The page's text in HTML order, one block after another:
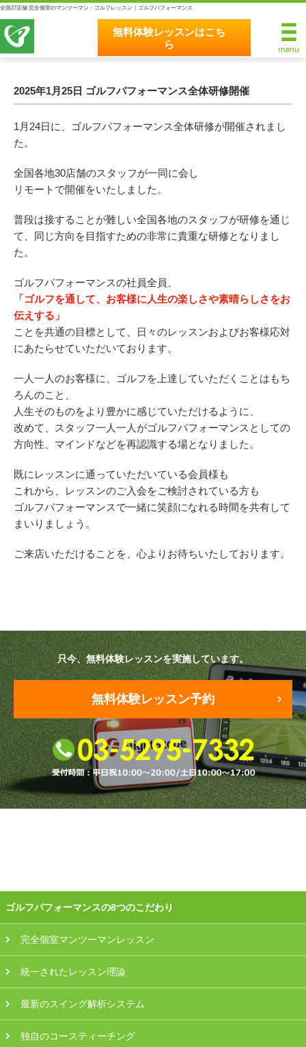
全国27店舗 完全個室のマンツーマン・ゴルフレッスン｜ゴルフパフォーマンス
無料体験レッスンはこち
ら
無料体験レッスンはこちら
統一されたレッスン理論
独自のコースティーチング
全額返金保証
原田メソッド
レッスン内容
ゴルフが楽しみたい（初心者）
シングルを目指したい（中・上級者）
飛距離アップしたい
自分に合うクラブが欲しい
店舗一覧
関東（神奈川・埼玉・千葉）
中部（静岡・愛知）
関西（大阪・兵庫・滋賀）
採用情報
会員様ログイン
2025年1月25日 ゴルフパフォーマンス全体研修開催
1月24日に、ゴルフパフォーマンス全体研修が開催されまし
た。
全国各地30店舗のスタッフが一同に会し
リモートで開催をいたしました。
普段は接することが難しい全国各地のスタッフが研修を通じ
て、同じ方向を目指すための非常に貴重な研修となりまし
た。
ゴルフパフォーマンスの社員全員、
「ゴルフを通して、お客様に人生の楽しさや素晴らしさをお
伝えする」
ことを共通の目標として、日々のレッスンおよびお客様応対
にあたらせていただいております。
一人一人のお客様に、ゴルフを上達していただくことはもち
ろんのこと、
人生そのものをより豊かに感じていただけるように、
改めて、スタッフ一人一人がゴルフパフォーマンスとしての
方向性、マインドなどを再認識する場となりました。
既にレッスンに通っていただいている会員様も
これから、レッスンのご入会をご検討されている方も
ゴルフパフォーマンスで一緒に笑顔になれる時間を共有して
まいりましょう。
ご来店いただけることを、心よりお待ちいたしております。
只今、無料体験レッスンを実施しています。
無料体験レッスン予約
ゴルフパフォーマンスの8つのこだわり
完全個室マンツーマンレッスン
統一されたレッスン理論
最新のスイング解析システム
独自のコースティーチング